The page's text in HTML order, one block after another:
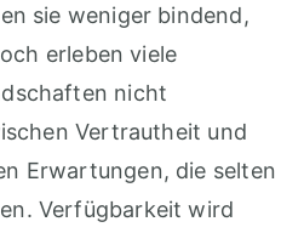
sie weniger bindend,
erleben viele
nicht
Vertrautheit und
Erwartungen, die selten
Verfügbarkeit wird